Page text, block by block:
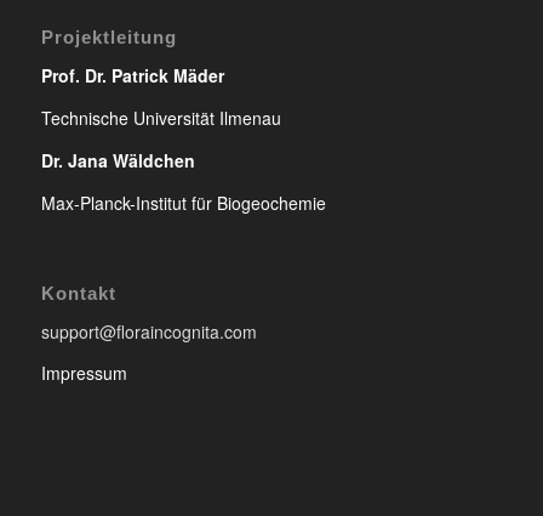
Projektleitung
Prof. Dr. Patrick Mäder
Technische Universität Ilmenau
Dr. Jana Wäldchen
Max-Planck-Institut für Biogeochemie
Kontakt
support@floraincognita.com
Impressum